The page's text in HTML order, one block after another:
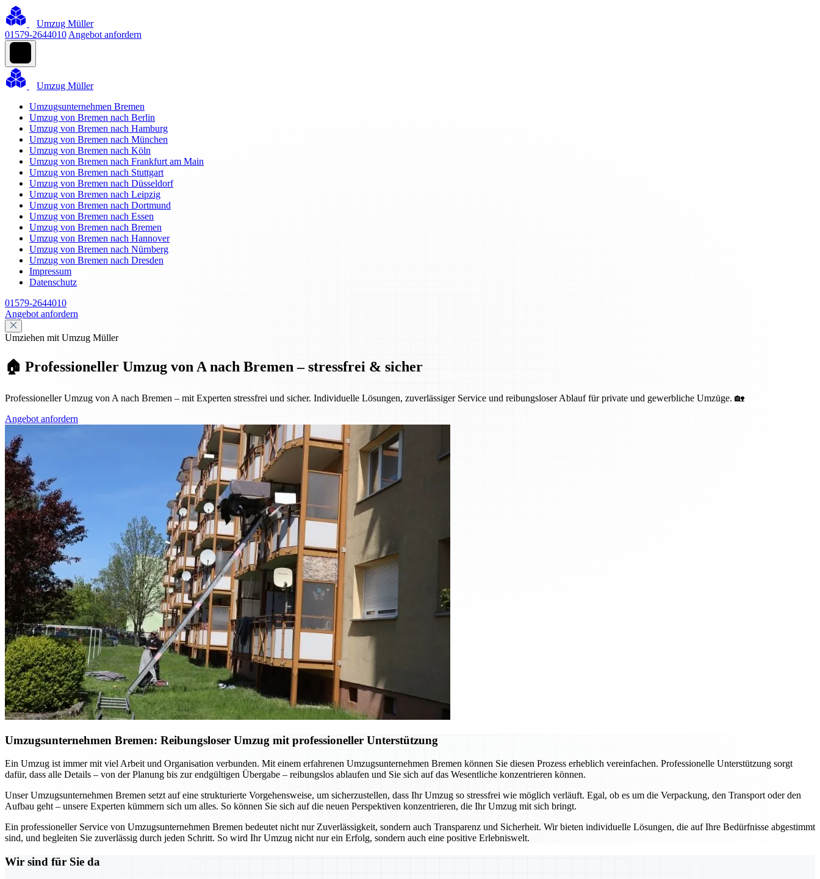
Umzug Müller
01579-2644010 Angebot anfordern
Umzug Müller
Umzugsunternehmen Bremen
Umzug von Bremen nach Berlin
Umzug von Bremen nach Hamburg
Umzug von Bremen nach München
Umzug von Bremen nach Köln
Umzug von Bremen nach Frankfurt am Main
Umzug von Bremen nach Stuttgart
Umzug von Bremen nach Düsseldorf
Umzug von Bremen nach Leipzig
Umzug von Bremen nach Dortmund
Umzug von Bremen nach Essen
Umzug von Bremen nach Bremen
Umzug von Bremen nach Hannover
Umzug von Bremen nach Nürnberg
Umzug von Bremen nach Dresden
Impressum
Datenschutz
01579-2644010
Angebot anfordern
Umziehen mit Umzug Müller
🏠 Professioneller Umzug von A nach Bremen – stressfrei & sicher
Professioneller Umzug von A nach Bremen – mit Experten stressfrei und sicher. Individuelle Lösungen, zuverlässiger Service und reibungsloser Ablauf für private und gewerbliche Umzüge. 🏡
Angebot anfordern
Umzugsunternehmen Bremen: Reibungsloser Umzug mit professioneller Unterstützung
Ein Umzug ist immer mit viel Arbeit und Organisation verbunden. Mit einem erfahrenen Umzugsunternehmen Bremen können Sie diesen Prozess erheblich vereinfachen. Professionelle Unterstützung sorgt
dafür, dass alle Details – von der Planung bis zur endgültigen Übergabe – reibungslos ablaufen und Sie sich auf das Wesentliche konzentrieren können.
Unser Umzugsunternehmen Bremen setzt auf eine strukturierte Vorgehensweise, um sicherzustellen, dass Ihr Umzug so stressfrei wie möglich verläuft. Egal, ob es um die Verpackung, den Transport oder den
Aufbau geht – unsere Experten kümmern sich um alles. So können Sie sich auf die neuen Perspektiven konzentrieren, die Ihr Umzug mit sich bringt.
Ein professioneller Service von Umzugsunternehmen Bremen bedeutet nicht nur Zuverlässigkeit, sondern auch Transparenz und Sicherheit. Wir bieten individuelle Lösungen, die auf Ihre Bedürfnisse abgestimmt
sind, und begleiten Sie zuverlässig durch jeden Schritt. So wird Ihr Umzug nicht nur ein Erfolg, sondern auch eine positive Erlebniswelt.
Wir sind für Sie da